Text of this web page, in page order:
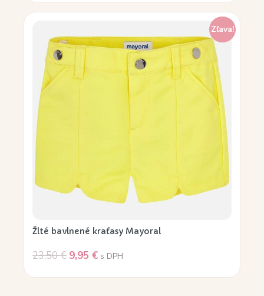
Zľava!
Žlté bavlnené kraťasy Mayoral
23,50€ 9,95 € s DPH